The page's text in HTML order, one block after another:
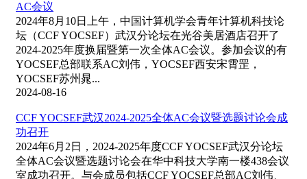
AC会议
2024年8月10日上午，中国计算机学会青年计算机科技论
坛（CCF YOCSEF）武汉分论坛在光谷美居酒店召开了
2024-2025年度换届暨第一次全体AC会议。参加会议的有
YOCSEF总部联系AC刘伟，YOCSEF西安宋霄罡，
YOCSEF苏州晁...
2024-08-16
CCF YOCSEF武汉2024-2025全体AC会议暨选题讨论会成
功召开
2024年6月2日，2024-2025年度CCF YOCSEF武汉分论坛
全体AC会议暨选题讨论会在华中科技大学南一楼438会议
室成功召开。与会成员包括CCF YOCSEF总部AC刘伟、